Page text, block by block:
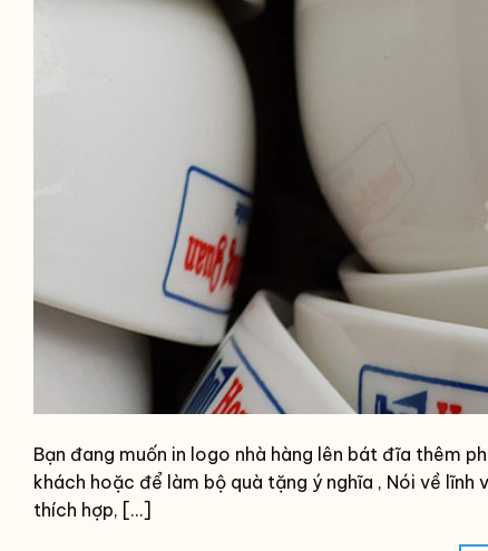
Bạn đang muốn in logo nhà hàng lên bát đĩa thêm
khách hoặc để làm bộ quà tặng ý nghĩa , Nói về lĩnh
thích hợp, […]